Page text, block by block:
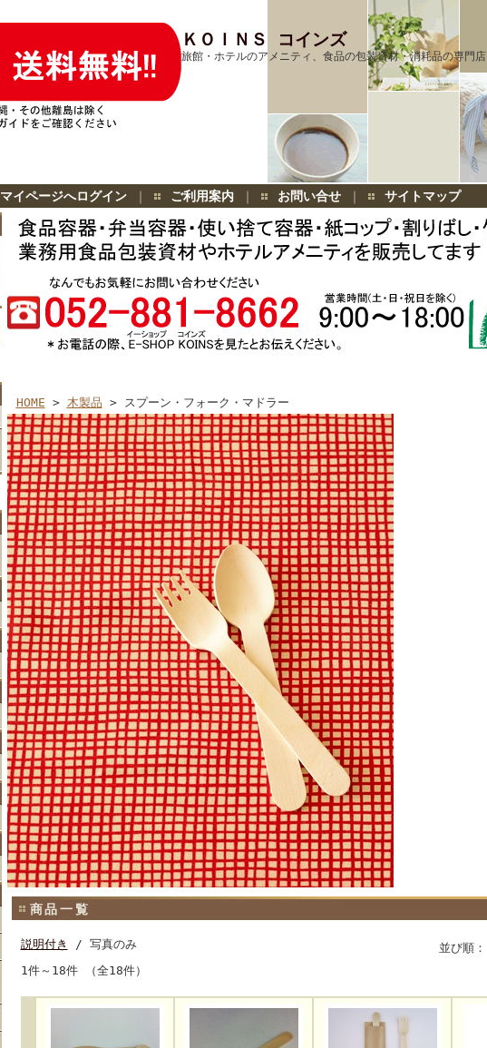
ＫＯＩＮＳ コインズ
旅館・ホテルのアメニティ、食品の包装資材・消耗品の専門店
マイページへログイン｜ ご利用案内｜ お問い合せ｜
サイトマップ
HOME > 木製品 > スプーン・フォーク・マドラー
商品一覧
並び順：
説明付き
/ 写真のみ
1件～18件 （全18件）